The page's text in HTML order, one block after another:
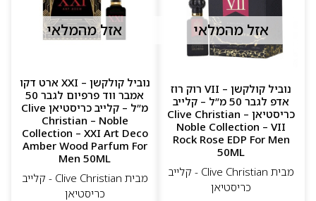
אזל מהמלאי
נוביל קולקשן – VII רוק רוז
אדפ לגבר 50 מ”ל – קלייב
כריסטיאן Clive Christian –
Noble Collection – VII
Rock Rose EDP For Men
50ML
מבית Clive Christian - קלייב
כריסטיאן
אזל מהמלאי
נוביל קולקשן – XXI ארט דקו
אמבר ווד פרפיום לגבר 50
מ”ל – קלייב כריסטיאן Clive
Christian – Noble
Collection – XXI Art Deco
Amber Wood Parfum For
Men 50ML
מבית Clive Christian - קלייב
כריסטיאן